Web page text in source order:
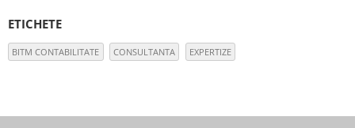
ETICHETE
BITM CONTABILITATE CONSULTANTA EXPERTIZE